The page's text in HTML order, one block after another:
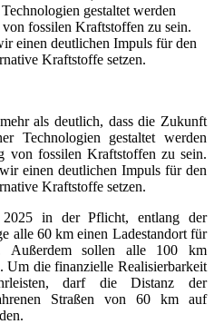
gestaltet werden
fossilen Kraftstoffen zu sein.
einen deutlichen Impuls für den
Kraftstoffe setzen.
als deutlich, dass die Zukunft
Technologien gestaltet werden
von fossilen Kraftstoffen zu sein.
einen deutlichen Impuls für den
Kraftstoffe setzen.
in der Pflicht, entlang der
alle 60 km einen Ladestandort für
Außerdem sollen alle 100 km
Um die finanzielle Realisierbarkeit
darf die Distanz der
Straßen von 60 km auf